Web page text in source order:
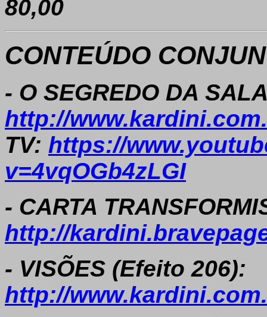
80,00
CONTEÚDO
- O SEGREDO DA
http://
TV: https://
v=4vqOGb4zLGI
- CARTA
http://
- VISÕES (Efeito 206):
http://